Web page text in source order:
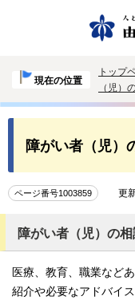
現在の位置
トップ
（児）
障がい者（児）
ページ番号1003859 更新
障がい者（児）の
医療、教育、職業など
紹介や必要なアドバイ